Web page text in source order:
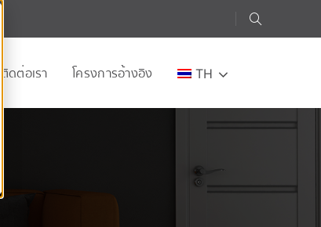
ติดต่อเรา โครงการอ้างอิง TH